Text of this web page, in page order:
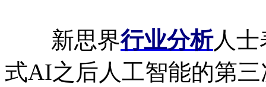
新思界行业分析人士
式AI之后人工智能的第